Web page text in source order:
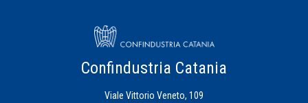
Confindustria Catania
Viale Vittorio Veneto, 109